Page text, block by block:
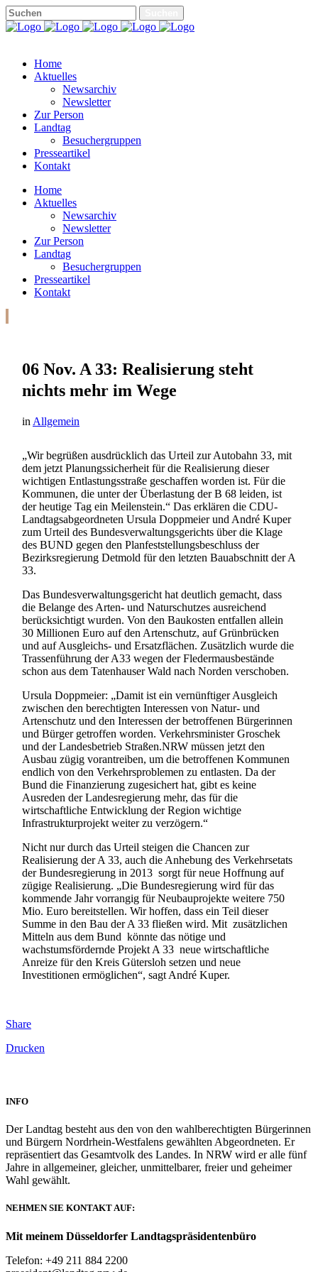
Home
Aktuelles
Newsarchiv
Newsletter
Zur Person
Landtag
Besuchergruppen
Presseartikel
Kontakt
Home
Aktuelles
Newsarchiv
Newsletter
Zur Person
Landtag
Besuchergruppen
Presseartikel
Kontakt
06 Nov. A 33: Realisierung steht
nichts mehr im Wege
in Allgemein
„Wir begrüßen ausdrücklich das Urteil zur Autobahn 33, mit
dem jetzt Planungssicherheit für die Realisierung dieser
wichtigen Entlastungsstraße geschaffen worden ist. Für die
Kommunen, die unter der Überlastung der B 68 leiden, ist
der heutige Tag ein Meilenstein.“ Das erklären die CDU-
Landtagsabgeordneten Ursula Doppmeier und André Kuper
zum Urteil des Bundesverwaltungsgerichts über die Klage
des BUND gegen den Planfeststellungsbeschluss der
Bezirksregierung Detmold für den letzten Bauabschnitt der A
33.
Das Bundesverwaltungsgericht hat deutlich gemacht, dass
die Belange des Arten- und Naturschutzes ausreichend
berücksichtigt wurden. Von den Baukosten entfallen allein
30 Millionen Euro auf den Artenschutz, auf Grünbrücken
und auf Ausgleichs- und Ersatzflächen. Zusätzlich wurde die
Trassenführung der A33 wegen der Fledermausbestände
schon aus dem Tatenhauser Wald nach Norden verschoben.
Ursula Doppmeier: „Damit ist ein vernünftiger Ausgleich
zwischen den berechtigten Interessen von Natur- und
Artenschutz und den Interessen der betroffenen Bürgerinnen
und Bürger getroffen worden. Verkehrsminister Groschek
und der Landesbetrieb Straßen.NRW müssen jetzt den
Ausbau zügig vorantreiben, um die betroffenen Kommunen
endlich von den Verkehrsproblemen zu entlasten. Da der
Bund die Finanzierung zugesichert hat, gibt es keine
Ausreden der Landesregierung mehr, das für die
wirtschaftliche Entwicklung der Region wichtige
Infrastrukturprojekt weiter zu verzögern.“
Nicht nur durch das Urteil steigen die Chancen zur
Realisierung der A 33, auch die Anhebung des Verkehrsetats
der Bundesregierung in 2013 sorgt für neue Hoffnung auf
zügige Realisierung. „Die Bundesregierung wird für das
kommende Jahr vorrangig für Neubauprojekte weitere 750
Mio. Euro bereitstellen. Wir hoffen, dass ein Teil dieser
Summe in den Bau der A 33 fließen wird. Mit zusätzlichen
Mitteln aus dem Bund könnte das nötige und
wachstumsfördernde Projekt A 33 neue wirtschaftliche
Anreize für den Kreis Gütersloh setzen und neue
Investitionen ermöglichen“, sagt André Kuper.
Share
Drucken
INFO
Der Landtag besteht aus den von den wahlberechtigten Bürgerinnen
und Bürgern Nordrhein-Westfalens gewählten Abgeordneten. Er
repräsentiert das Gesamtvolk des Landes. In NRW wird er alle fünf
Jahre in allgemeiner, gleicher, unmittelbarer, freier und geheimer
Wahl gewählt.
NEHMEN SIE KONTAKT AUF:
Mit meinem Düsseldorfer Landtagspräsidentenbüro
Telefon: +49 211 884 2200